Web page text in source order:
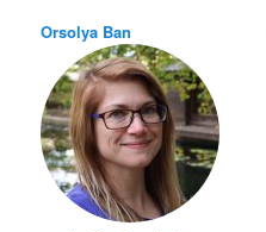
Orsolya Ban